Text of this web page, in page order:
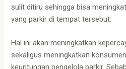
sulit ditiru sehingga bisa
yang parkir di tempat tersebut.
Hal ini akan meningkatkan
sekaligus meningkatkan
keuntungan pengelola parkir.